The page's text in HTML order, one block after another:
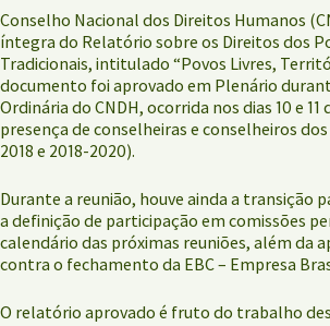
Conselho Nacional dos Direitos Humanos
íntegra do Relatório sobre os Direitos dos
Tradicionais, intitulado “Povos Livres,
documento foi aprovado em Plenário
Ordinária do CNDH, ocorrida nos dias 10 e
presença de conselheiras e conselheiros
2018 e 2018-2020).
Durante a reunião, houve ainda a transição
a definição de participação em comissões
calendário das próximas reuniões, além da
contra o fechamento da EBC – Empresa
O relatório aprovado é fruto do trabalho